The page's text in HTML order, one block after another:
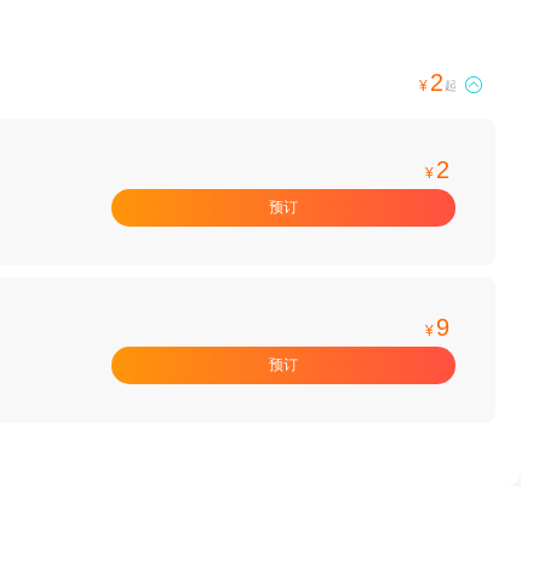
¥ 2 起 
¥ 2
预订
¥ 9
预订